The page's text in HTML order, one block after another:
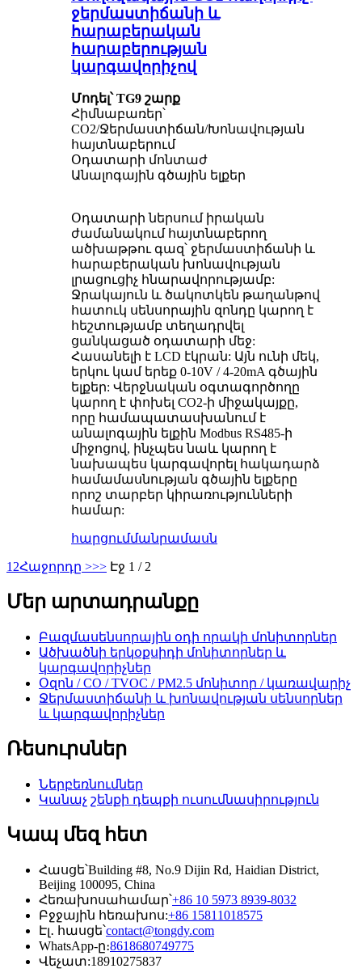
ջերմաստիճանի և
հարաբերական
հարաբերության
կարգավորիչով
Մոդել՝ TG9 շարք
Հիմնաբառեր՝
CO2/Ջերմաստիճան/Խոնավության
հայտնաբերում
Օդատարի մոնտաժ
Անալոգային գծային ելքեր
Օդատարի ներսում իրական
ժամանակում հայտնաբերող
ածխաթթու գազ՝ ջերմաստիճանի և
հարաբերական խոնավության
լրացուցիչ հնարավորությամբ:
Ջրակայուն և ծակոտկեն թաղանթով
հատուկ սենսորային զոնդը կարող է
հեշտությամբ տեղադրվել
ցանկացած օդատարի մեջ:
Հասանելի է LCD էկրան: Այն ունի մեկ,
երկու կամ երեք 0-10V / 4-20mA գծային
ելքեր: Վերջնական օգտագործողը
կարող է փոխել CO2-ի միջակայքը,
որը համապատասխանում է
անալոգային ելքին Modbus RS485-ի
միջոցով, ինչպես նաև կարող է
նախապես կարգավորել հակադարձ
համամասնության գծային ելքերը
որոշ տարբեր կիրառությունների
համար:
հարցումմանրամասն
1 2Հաջորդը >>> Էջ 1 / 2
Մեր արտադրանքը
Բազմասենսորային օդի որակի մոնիտորներ
Ածխածնի երկօքսիդի մոնիտորներ և
կարգավորիչներ
Օզոն / CO / TVOC / PM2.5 մոնիտոր / կառավարիչ
Ջերմաստիճանի և խոնավության սենսորներ
և կարգավորիչներ
Ռեսուրսներ
Ներբեռնումներ
Կանաչ շենքի դեպքի ուսումնասիրություն
Կապ մեզ հետ
Հասցե՝Building #8, No.9 Dijin Rd, Haidian District,
Beijing 100095, China
Հեռախոսահամար՝+86 10 5973 8939-8032
Բջջային հեռախոս:+86 15811018575
Էլ․ հասցե՝contact@tongdy.com
WhatsApp-ը։8618680749775
Վեչատ:18910275837